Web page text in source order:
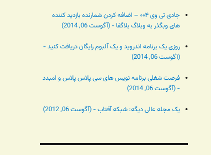
جادی تی وی ۰۰۴ – اضافه کردن شمارنده بازدید کننده
های وبگذر به وبلاگ بلاگفا - (آگوست 06, 2014)
روزی یک برنامه اندروید و یک آلبوم رایگان دریافت کنید -
(آگوست 06, 2014)
فرصت شغلی برنامه نویس های سی پلاس پلاس و امبدد
- (آگوست 06, 2014)
یک مجله عالی دیگه: شبکه آفتاب - (آگوست 06, 2012)